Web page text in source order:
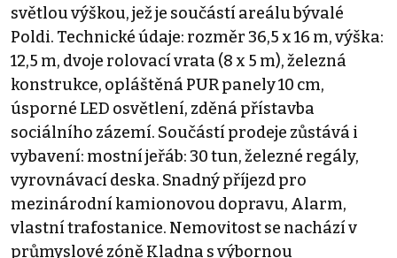
světlou výškou, jež je součástí areálu bývalé
Poldi. Technické údaje: rozměr 36,5 x 16 m, výška:
12,5 m, dvoje rolovací vrata (8 x 5 m), železná
konstrukce, opláštěná PUR panely 10 cm,
úsporné LED osvětlení, zděná přístavba
sociálního zázemí. Součástí prodeje zůstává i
vybavení: mostní jeřáb: 30 tun, železné regály,
vyrovnávací deska. Snadný příjezd pro
mezinárodní kamionovou dopravu, Alarm,
vlastní trafostanice. Nemovitost se nachází v
průmyslové zóně Kladna s výbornou